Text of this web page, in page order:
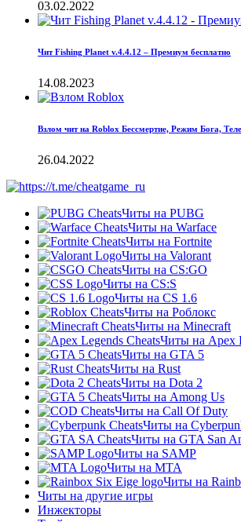
03.02.2022
Чит Fishing Planet v.4.4.12 – Премиум бесплатно
14.08.2023
Взлом чит на Roblox Бессмертие, Режим Бога,
26.04.2022
Читы на PUBG
Читы на Warface
Читы на Fortnite
Читы на Valorant
Читы на CS:GO
Читы на CS:S
Читы на CS 1.6
Читы на Роблокс
Читы на Minecraft
Читы на Apex
Читы на GTA 5
Читы на Rust
Читы на Dota 2
Читы на Among Us
Читы на Call Of Duty
Читы на
Читы на GTA San
Читы на SAMP
Читы на МТА
Читы на
Читы на другие игры
Инжекторы